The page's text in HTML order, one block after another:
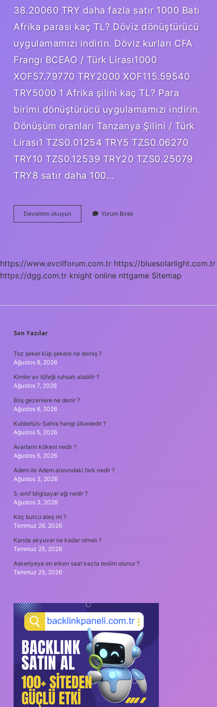
38.20060 TRY daha fazla satır 1000 Batı
Afrika parası kaç TL? Döviz dönüştürücü
uygulamamızı indirin. Döviz kurları CFA
Frangı BCEAO / Türk Lirası1000
XOF57.79770 TRY2000 XOF115.59540
TRY5000 1 Afrika şilini kaç TL? Para
birimi dönüştürücü uygulamamızı indirin.
Dönüşüm oranları Tanzanya Şilini / Türk
Lirası1 TZS0.01254 TRY5 TZS0.06270
TRY10 TZS0.12539 TRY20 TZS0.25079
TRY8 satır daha 100…
Devamını okuyun
Afrika
Yorum Bırak
https://www.evcilforum.com.tr https://bluesolarlight.com.tr
https://dgg.com.tr knight online nttgame Sitemap
SIDEBAR
Son Yazılar
Toz şeker küp şekere ne demiş ?
Ağustos 8, 2026
Kimler av tüfeği ruhsatı alabilir ?
Ağustos 7, 2026
Boş gezenlere ne denir ?
Ağustos 6, 2026
Kubbetü’s-Sahra hangi ülkededir ?
Ağustos 5, 2026
Avarların kökeni nedir ?
Ağustos 5, 2026
Adem ile Adem arasındaki fark nedir ?
Ağustos 3, 2026
5. sınıf bilgisayar ağı nedir ?
Ağustos 3, 2026
Koç burcu ateş mi ?
Temmuz 26, 2026
Kanda akyuvar ne kadar olmalı ?
Temmuz 25, 2026
Askeriyeye en erken saat kaçta teslim olunur ?
Temmuz 25, 2026